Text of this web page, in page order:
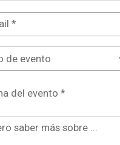
del evento *